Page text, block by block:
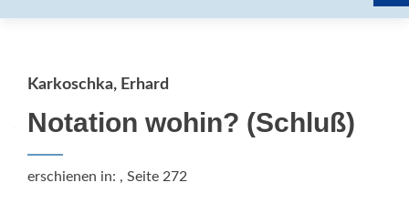
Karkoschka, Erhard
Notation wohin? (Schluß)
erschienen in: , Seite 272